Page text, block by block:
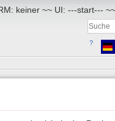
keiner ~~ UI: ---start---
?